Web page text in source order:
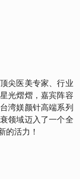
尖医美专家、行业
光熠熠，嘉宾阵容
湾媄颜针高端系列
领域迈入了一个全
的活力！